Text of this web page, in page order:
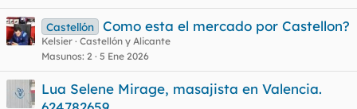
s
Castellón Como esta el mercado por Castellon?
Kelsier Castellón y Alicante
Masunos 2 5 Ene 2026
Lua Selene Mirage, masajista en Valencia.